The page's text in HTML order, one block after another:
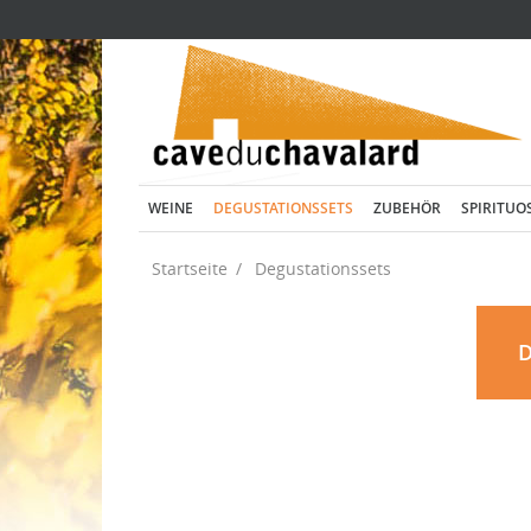
WEINE DEGUSTATIONSSETS ZUBEHÖR
Startseite Degustationssets